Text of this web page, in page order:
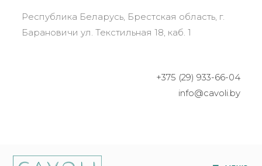
Республика Беларусь, Брестская область, г.
Барановичи ул. Текстильная 18, каб. 1
+375 (29) 933-66-04
info@cavoli.by